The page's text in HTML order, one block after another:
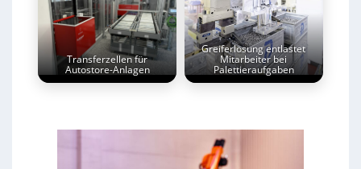
Transferzellen für
Autostore-Anlagen
Greiferlösung entlastet
Mitarbeiter bei
Palettieraufgaben